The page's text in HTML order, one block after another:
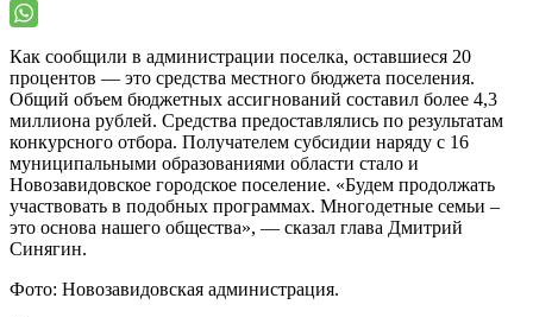
Как сообщили в администрации поселка, оставшиеся 20
процентов — это средства местного бюджета поселения.
Общий объем бюджетных ассигнований составил более 4,3
миллиона рублей. Средства предоставлялись по результатам
конкурсного отбора. Получателем субсидии наряду с 16
муниципальными образованиями области стало и
Новозавидовское городское поселение. «Будем продолжать
участвовать в подобных программах. Многодетные семьи –
это основа нашего общества», — сказал глава Дмитрий
Синягин.
Фото: Новозавидовская администрация.